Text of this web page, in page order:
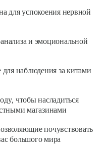
для успокоения нервной
и эмоциональной
наблюдения за китами
чтобы насладиться
магазинами
почувствовать
большого мира